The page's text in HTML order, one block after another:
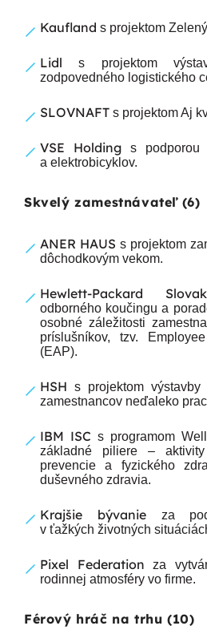
Kaufland s projektom
Lidls projektom
zodpovedného logistického
SLOVNAFT s projektom Aj
VSE Holding s podporou
a elektrobicyklov.
Skvelý zamestnávateľ (6)
ANER HAUS s projektom
dôchodkovým vekom.
Hewlett-Packard
odborného koučingu a
osobné záležitosti
príslušníkov, tzv.
(EAP).
HSH s projektom
zamestnancov neďaleko
IBM ISC s programom
základné piliere –
prevencie a fyzického
duševného zdravia.
Krajšie bývanie
za
v ťažkých životných
Pixel Federationza
rodinnej atmosféry vo firme.
Férový hráč na trhu (10)